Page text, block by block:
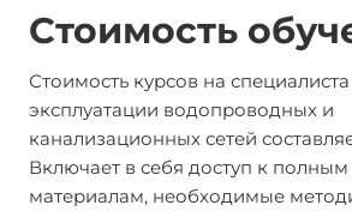
Стоимость
Стоимость курсов на
эксплуатации водопроводных и
канализационных сетей
Включает в себя доступ к
материалам, необходимые